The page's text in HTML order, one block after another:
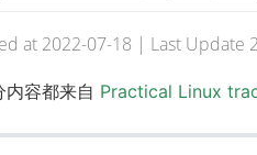
at 2022-07-18 | Last Update
容都来自 Practical Linux